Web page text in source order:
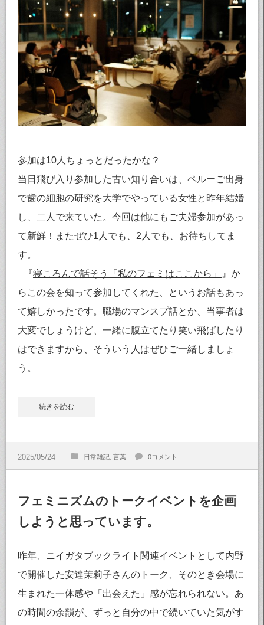
参加は10人ちょっとだったかな？
当日飛び入り参加した古い知り合いは、ペルーご出身
で歯の細胞の研究を大学でやっている女性と昨年結婚
し、二人で来ていた。今回は他にもご夫婦参加があっ
て新鮮！またぜひ1人でも、2人でも、お待ちしてま
す。
『寝ころんで話そう「私のフェミはここから」
』か
らこの会を知って参加してくれた、というお話もあっ
て嬉しかったです。職場のマンスプ話とか、当事者は
大変でしょうけど、一緒に腹立てたり笑い飛ばしたり
はできますから、そういう人はぜひご一緒しましょ
う。
続きを読む
日常雑記 言葉 0コメント
フェミニズムのトークイベントを企画
しようと思っています。
昨年、ニイガタブックライト関連イベントとして内野
で開催した安達茉莉子さんのトーク、そのとき会場に
生まれた一体感や「出会えた」感が忘れられない。あ
の時間の余韻が、ずっと自分の中で続いていた気がす